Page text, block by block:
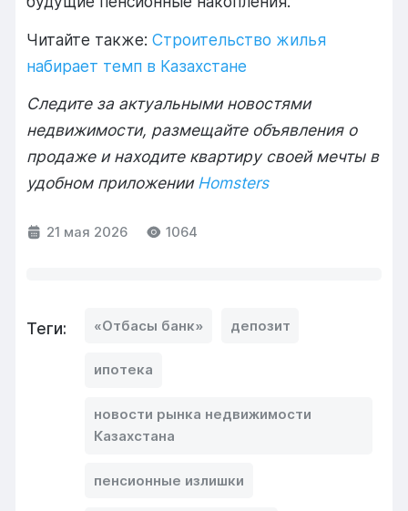
Читайте также:Строительство жилья
набирает темп в Казахстане
Следите за актуальными новостями
недвижимости, размещайте объявления о
продаже и находите квартиру своей мечты в
удобном приложении Homsters
21 мая 2026 1064
Теги: «Отбасы банк» депозит
ипотека
новости рынка недвижимости
Казахстана
пенсионные излишки